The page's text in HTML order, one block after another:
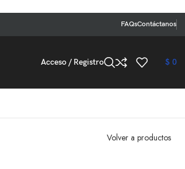
FAQsContáctanos
Acceso / Registro $ 0
Volver a productos